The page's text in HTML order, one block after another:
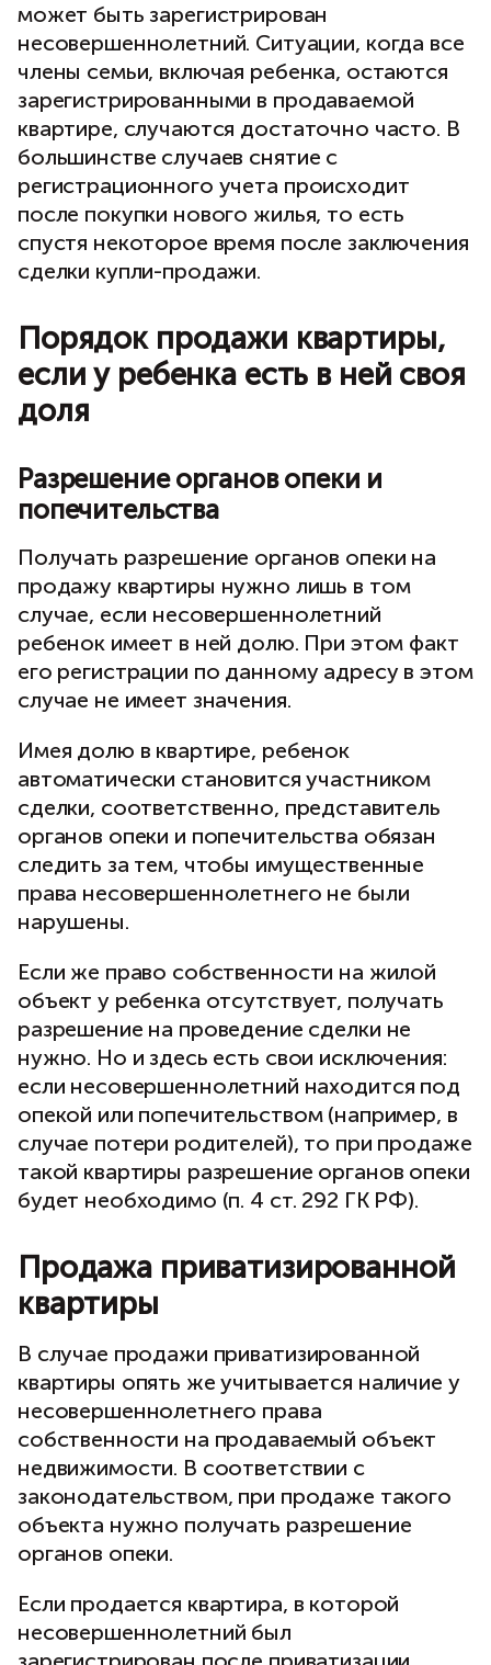
может быть зарегистрирован
несовершеннолетний. Ситуации, когда все
члены семьи, включая ребенка, остаются
зарегистрированными в продаваемой
квартире, случаются достаточно часто. В
большинстве случаев снятие с
регистрационного учета происходит
после покупки нового жилья, то есть
спустя некоторое время после заключения
сделки купли-продажи.
Порядок продажи квартиры,
если у ребенка есть в ней своя
доля
Разрешение органов опеки и
попечительства
Получать разрешение органов опеки на
продажу квартиры нужно лишь в том
случае, если несовершеннолетний
ребенок имеет в ней долю. При этом факт
его регистрации по данному адресу в этом
случае не имеет значения.
Имея долю в квартире, ребенок
автоматически становится участником
сделки, соответственно, представитель
органов опеки и попечительства обязан
следить за тем, чтобы имущественные
права несовершеннолетнего не были
нарушены.
Если же право собственности на жилой
объект у ребенка отсутствует, получать
разрешение на проведение сделки не
нужно. Но и здесь есть свои исключения:
если несовершеннолетний находится под
опекой или попечительством (например, в
случае потери родителей), то при продаже
такой квартиры разрешение органов опеки
будет необходимо (п. 4 ст. 292 ГК РФ).
Продажа приватизированной
квартиры
В случае продажи приватизированной
квартиры опять же учитывается наличие у
несовершеннолетнего права
собственности на продаваемый объект
недвижимости. В соответствии с
законодательством, при продаже такого
объекта нужно получать разрешение
органов опеки.
Если продается квартира, в которой
несовершеннолетний был